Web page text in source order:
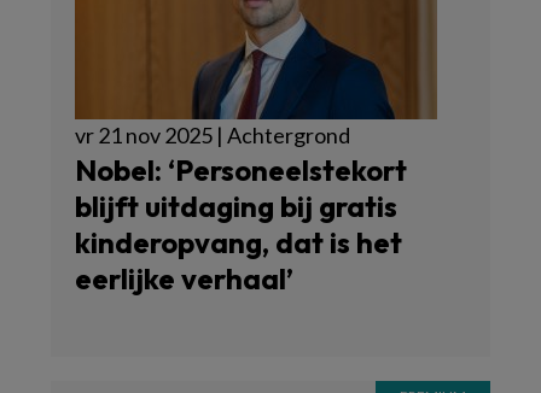
vr 21 nov 2025 | Achtergrond
Nobel: ‘Personeelstekort
blijft uitdaging bij gratis
kinderopvang, dat is het
eerlijke verhaal’